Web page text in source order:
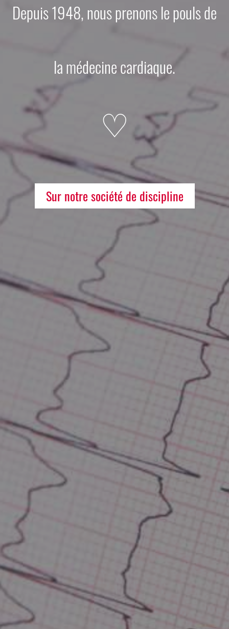
Depuis 1948, nous prenons le pouls de
la médecine cardiaque.
♡
Sur notre société de discipline